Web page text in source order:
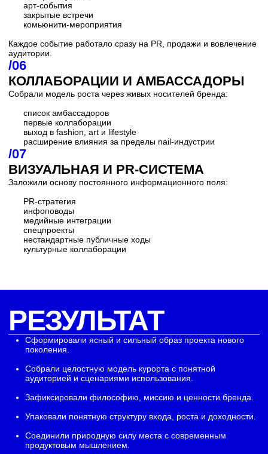
helloabclab@gmail.com
Телефон +79167203166
Telegram
laboratoryabc
Локация США • Италия • Франция • Турция • Россия •
Индонезия • Таиланд • Грузия • Казахстан